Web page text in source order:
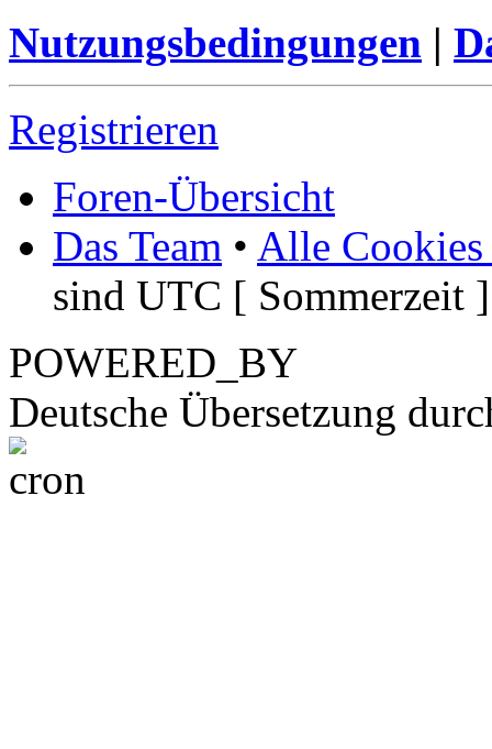
Nutzungsbedingungen |
Registrieren
Foren-Übersicht
Das Team • Alle Cookies
sind UTC [ Sommerzeit ]
POWERED_BY
Deutsche Übersetzung